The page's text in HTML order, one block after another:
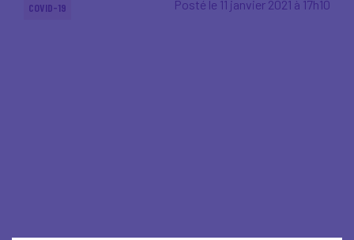
COVID-19 Posté le 11 janvier 2021 à 17h10